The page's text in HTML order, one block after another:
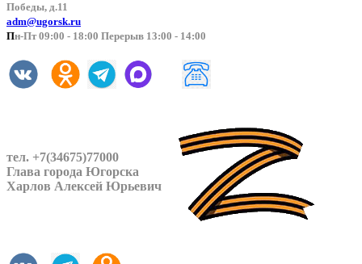
Победы, д.11
adm@ugorsk.ru
Пн-Пт 09:00 - 18:00 Перерыв 13:00 - 14:00
тел. +7(34675)77000
Глава города Югорска
Харлов Алексей Юрьевич